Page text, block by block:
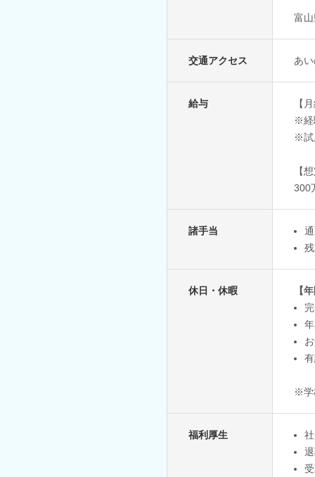
富
交通アクセス あ
給与
【
※経
※試
【
300
諸手当
休日・休暇
【
※学
福利厚生